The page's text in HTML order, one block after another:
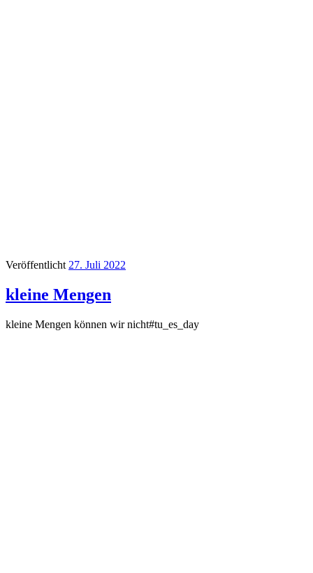
Veröffentlicht27. Juli 2022
kleine Mengen
kleine Mengen können wir nicht#tu_es_day